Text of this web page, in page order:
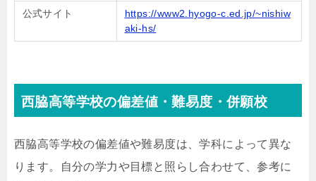
公式サイト
https://www2.hyogo-c.ed.jp/~nishiw
aki-hs/
西脇高等学校の偏差値・難易度・併願校
西脇高等学校の偏差値や難易度は、学科によって異な
ります。自分の学力や目標と照らし合わせて、参考に